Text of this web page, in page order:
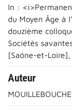
In :
du Moyen Âge à
douzième
Sociétés
[Saône-et-
Auteur